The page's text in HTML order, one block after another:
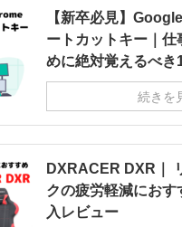
【新卒必見】
ートカットキー｜仕
めに絶対覚えるべき
続きを
DXRACER DXR｜
クの疲労軽減におす
入レビュー